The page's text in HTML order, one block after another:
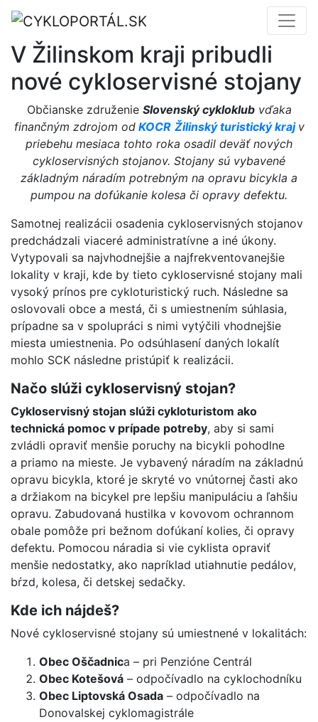
V Žilinskom kraji pribudli
nové cykloservisné stojany
Občianske združenie Slovenský cykloklubvďaka
finančným zdrojom od KOCR Žilinský turistický kraj v
priebehu mesiaca tohto roka osadil deväť nových
cykloservisných stojanov. Stojany sú vybavené
základným náradím potrebným na opravu bicykla a
pumpou na dofúkanie kolesa či opravy defektu.
Samotnej realizácii osadenia cykloservisných stojanov
predchádzali viaceré administratívne a iné úkony.
Vytypovali sa najvhodnejšie a najfrekventovanejšie
lokality v kraji, kde by tieto cykloservisné stojany mali
vysoký prínos pre cykloturistický ruch. Následne sa
oslovovali obce a mestá, či s umiestnením súhlasia,
prípadne sa v spolupráci s nimi vytýčili vhodnejšie
miesta umiestnenia. Po odsúhlasení daných lokalít
mohlo SCK následne pristúpiť k realizácii.
Načo slúži cykloservisný stojan?
Cykloservisný stojan slúži cykloturistom ako
technická pomoc v prípade potreby, aby si sami
zvládli opraviť menšie poruchy na bicykli pohodlne
a priamo na mieste. Je vybavený náradím na základnú
opravu bicykla, ktoré je skryté vo vnútornej časti ako
a držiakom na bicykel pre lepšiu manipuláciu a ľahšiu
opravu. Zabudovaná hustilka v kovovom ochrannom
obale pomôže pri bežnom dofúkaní kolies, či opravy
defektu. Pomocou náradia si vie cyklista opraviť
menšie nedostatky, ako napríklad utiahnutie pedálov,
bŕzd, kolesa, či detskej sedačky.
Kde ich nájdeš?
Nové cykloservisné stojany sú umiestnené v lokalitách:
Obec Oščadnica – pri Penzióne Centrál
Obec Kotešová – odpočívadlo na cyklochodníku
Obec Liptovská Osada – odpočívadlo na
Donovalskej cyklomagistrále